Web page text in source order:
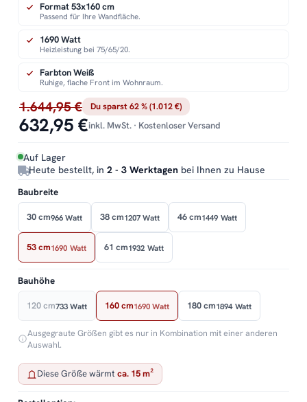
1.644,95 € Du sparst 62 % (1.012 €)
632,95 €inkl. MwSt. · Kostenloser Versand
Auf Lager
Heute bestellt, in 2 - 3 Werktagen bei Ihnen zu Hause
Format 53x160 cm
Passend für Ihre Wandfläche.
1690 Watt
Heizleistung bei 75/65/20.
Farbton Weiß
Ruhige, flache Front im Wohnraum.
Baubreite
30 cm966 Watt 38 cm1207 Watt 46 cm1449 Watt
53 cm1690 Watt 61 cm1932 Watt
Bauhöhe
120 cm733 Watt 160 cm1690 Watt 180 cm1894 Watt
Ausgegraute Größen gibt es nur in Kombination mit einer anderen
Auswahl.
Diese Größe wärmt ca. 15 m²